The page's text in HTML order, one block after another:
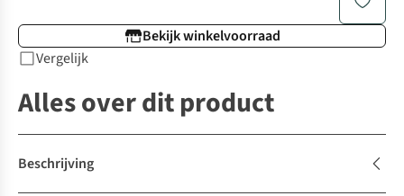
Bekijk winkelvoorraad
Vergelijk
Alles over dit product
Beschrijving